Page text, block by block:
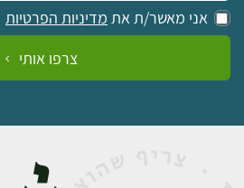
אני מאשר/ת את מדיניות הפרטיות
צרפו אותי